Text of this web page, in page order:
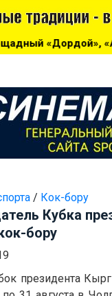
проиграла
/ Кок-бору
Кубка
бору
президента